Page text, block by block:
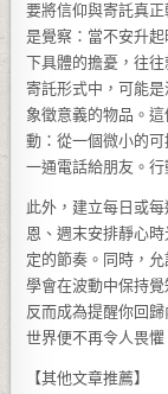
要將信仰與寄託真
是覺察：當不安升
下具體的擔憂，往
寄託形式中，可能
象徵意義的物品。
動：從一個微小的
一通電話給朋友。
此外，建立每日或
恩、週末安排靜心
定的節奏。同時，
學會在波動中保持
反而成為提醒你回
世界便不再令人畏
【其他文章推薦】